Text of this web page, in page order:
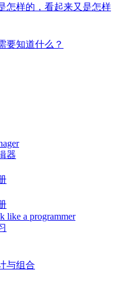
怎样的，看起来又是怎样
要知道什么？
器
like a programmer
与组合